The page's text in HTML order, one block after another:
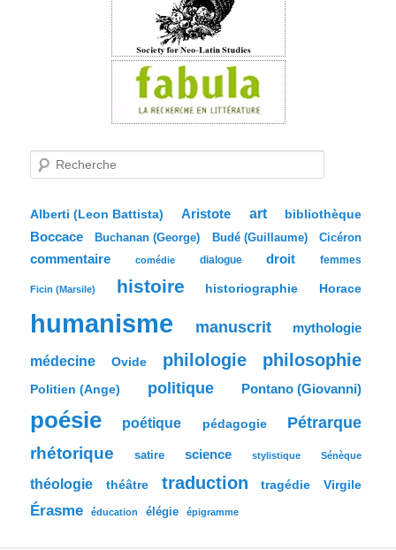
e
c
e
Alberti (Leon Battista) Aristote art bibliothèque
Boccace Buchanan (George) Budé (Guillaume) Cicéron
commentaire comédie dialogue droit femmes
Ficin (Marsile) histoire historiographie Horace
humanisme manuscrit mythologie
médecine Ovide philologie philosophie
Politien (Ange) politique Pontano (Giovanni)
poésie poétique pédagogie Pétrarque
rhétorique satire science stylistique Sénèque
théologie théâtre traduction tragédie Virgile
Érasme éducation élégie épigramme